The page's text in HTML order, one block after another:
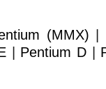
(MMX)
Pentium D